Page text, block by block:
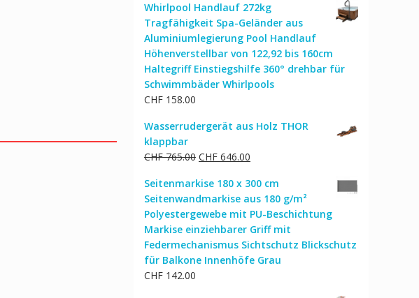
war:
CHF 129.00
ist:
CHF 104.00.
Whirlpool Handlauf 272kg
Tragfähigkeit Spa-Geländer aus
Aluminiumlegierung Pool Handlauf
Höhenverstellbar von 122,92 bis 160cm
Haltegriff Einstiegshilfe 360° drehbar für
Schwimmbäder Whirlpools
CHF 158.00
Wasserrudergerät aus Holz THOR
klappbar
CHF765.00 Ursprünglicher
war:
CHF 765.00
CHF 646.00
ist:
CHF 646.00.
Seitenmarkise 180 x 300 cm
Seitenwandmarkise aus 180 g/m²
Polyestergewebe mit PU-Beschichtung
Markise einziehbarer Griff mit
Federmechanismus Sichtschutz Blickschutz
für Balkone Innenhöfe Grau
CHF 142.00